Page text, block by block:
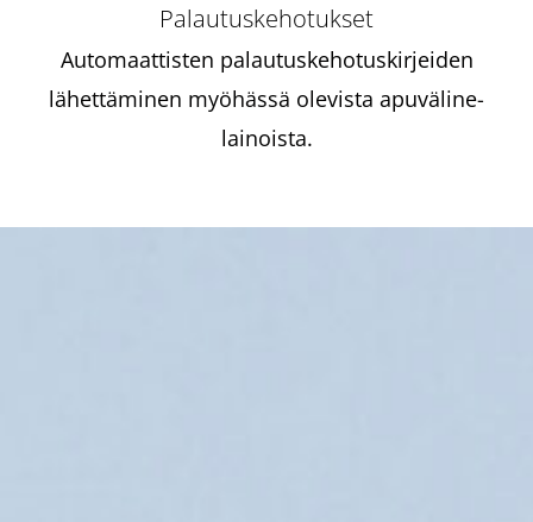
Palautuskehotukset
Automaattisten palautus­kehotus­kirjeiden
lähettäminen myöhässä olevista apuväline­
lainoista.